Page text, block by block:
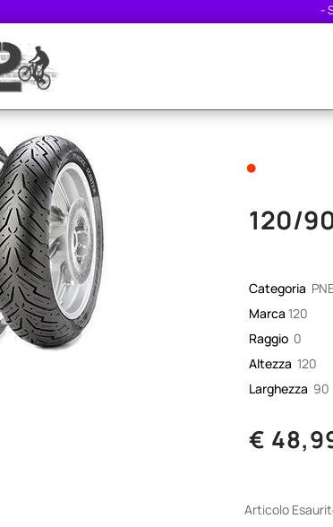
-
•
120/
Categoria
Marca 120
Raggio 0
Altezza 120
Larghezza 90
€
Articolo